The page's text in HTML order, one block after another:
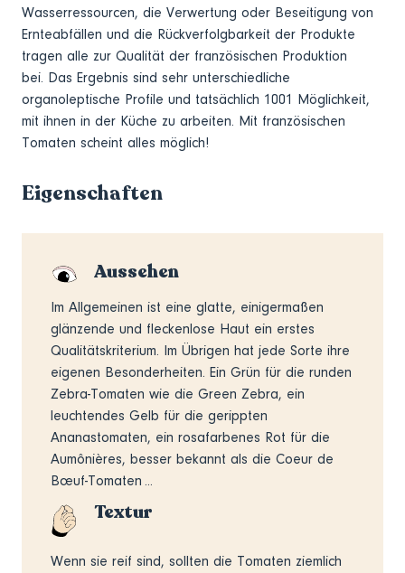
Wasserressourcen, die Verwertung oder Beseitigung von
Ernteabfällen und die Rückverfolgbarkeit der Produkte
tragen alle zur Qualität der französischen Produktion
bei. Das Ergebnis sind sehr unterschiedliche
organoleptische Profile und tatsächlich 1001 Möglichkeit,
mit ihnen in der Küche zu arbeiten. Mit französischen
Tomaten scheint alles möglich!
Eigenschaften
Aussehen
Im Allgemeinen ist eine glatte, einigermaßen
glänzende und fleckenlose Haut ein erstes
Qualitätskriterium. Im Übrigen hat jede Sorte ihre
eigenen Besonderheiten. Ein Grün für die runden
Zebra-Tomaten wie die Green Zebra, ein
leuchtendes Gelb für die gerippten
Ananastomaten, ein rosafarbenes Rot für die
Aumônières, besser bekannt als die Coeur de
Bœuf-Tomaten ...
Textur
Wenn sie reif sind, sollten die Tomaten ziemlich